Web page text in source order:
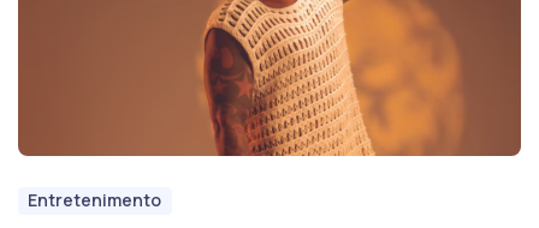
Entretenimento